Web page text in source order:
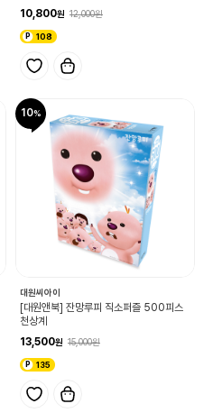
10,800
12,000
108
10
대원씨아이
[대원앤북] 잔망루피 직소퍼즐 500피스
천상계
13,500
15,000
135